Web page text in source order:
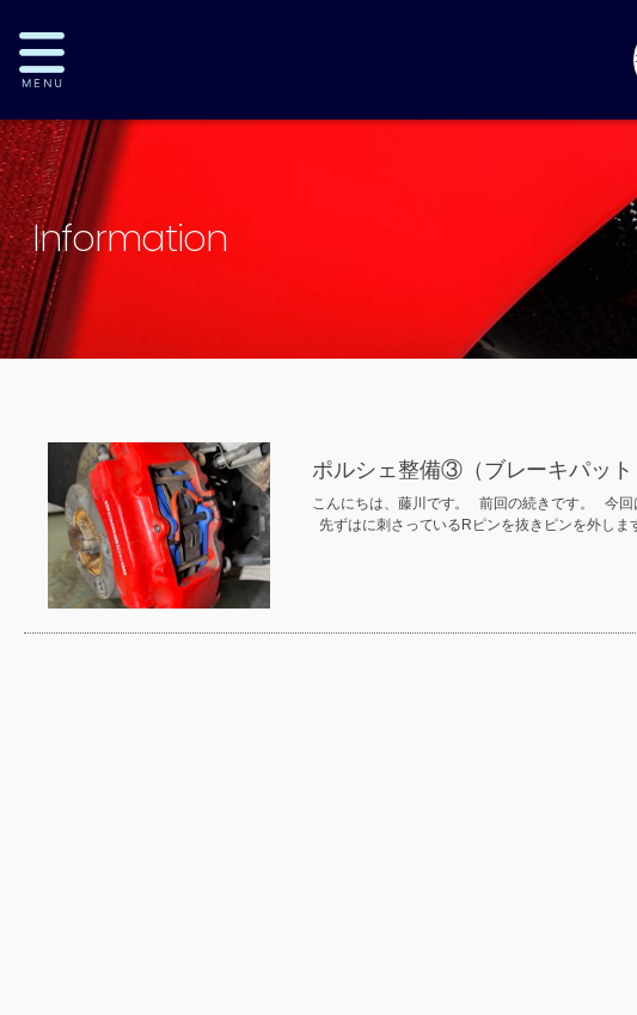
Information
ポルシェ整備③（ブレーキパット
こんにちは、藤川です。 前回の続きです。 今
先ずはに刺さっているRピンを抜きピンを外しま